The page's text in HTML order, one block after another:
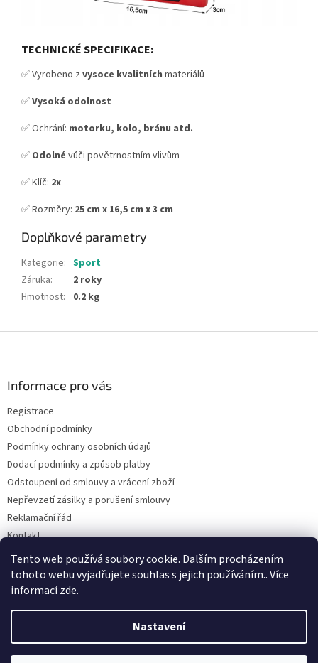
Tento web používá soubory cookie. Dalším procházením
tohoto webu vyjadřujete souhlas s jejich používáním.. Více
informacízde.
Nastavení
TECHNICKÉ SPECIFIKACE:
✅ Vyrobeno z vysoce kvalitních materiálů
✅Vysoká odolnost
✅ Ochrání: motorku, kolo, bránu atd.
✅ Odolné vůči povětrnostním vlivům
✅ Klíč: 2x
✅ Rozměry: 25 cm x 16,5 cm x 3 cm
Doplňkové parametry
Kategorie: Sport
Záruka:
2 roky
Hmotnost: 0.2 kg
Informace pro vás
Registrace
Obchodní podmínky
Podmínky ochrany osobních údajů
Dodací podmínky a způsob platby
Odstoupení od smlouvy a vrácení zboží
Nepřevzetí zásilky a porušení smlouvy
Reklamační řád
Kontakt
Napište nám
Copyright 2026Dobirkov.cz. Všechna práva vyhrazena.Upravit